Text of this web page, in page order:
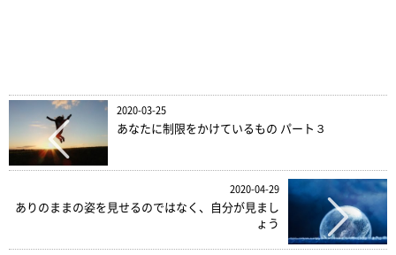
2020-03-25
あなたに制限をかけているもの パート３
2020-04-29
ありのままの姿を見せるのではなく、自分が見まし
ょう